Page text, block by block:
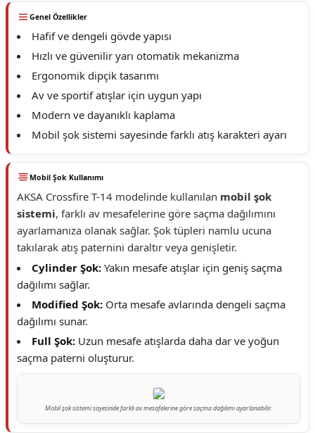
Genel Özellikler
Hafif ve dengeli gövde yapısı
Hızlı ve güvenilir yarı otomatik mekanizma
Ergonomik dipçik tasarımı
Av ve sportif atışlar için uygun yapı
Modern ve dayanıklı kaplama
Mobil şok sistemi sayesinde farklı atış karakteri ayarı
Mobil Şok Kullanımı
AKSA Crossfire T-14 modelinde kullanılan mobil şok
sistemi, farklı av mesafelerine göre saçma dağılımını
ayarlamanıza olanak sağlar. Şok tüpleri namlu ucuna
takılarak atış paternini daraltır veya genişletir.
Cylinder Şok: Yakın mesafe atışlar için geniş saçma
dağılımı sağlar.
Modified Şok: Orta mesafe avlarında dengeli saçma
dağılımı sunar.
Full Şok: Uzun mesafe atışlarda daha dar ve yoğun
saçma paterni oluşturur.
Mobil şok sistemi sayesinde farklı av mesafelerine göre saçma dağılımı ayarlanabilir.